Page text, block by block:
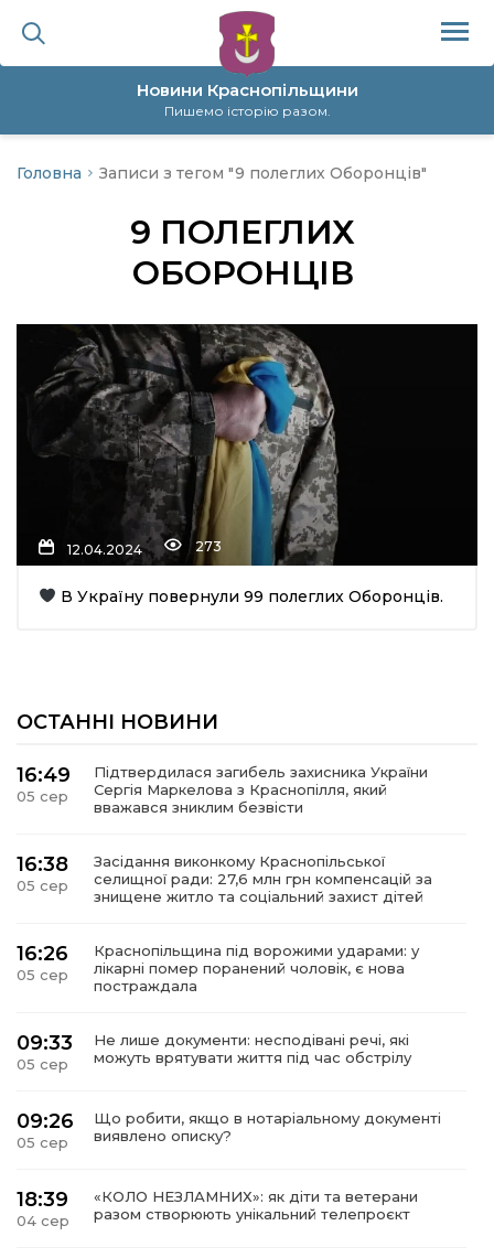
Новини Краснопільщини
Пишемо історію разом.
політика
Головна Записи з тегом "9 полеглих Оборонців"
9 ПОЛЕГЛИХ
ОБОРОНЦІВ
12.04.2024 273
В Україну повернули 99 полеглих Оборонців.
ОСТАННІ НОВИНИ
16:49
05 сер
Підтвердилася загибель захисника України
Сергія Маркелова з Краснопілля, який
вважався зниклим безвісти
16:38
05 сер
Засідання виконкому Краснопільської
селищної ради: 27,6 млн грн компенсацій за
знищене житло та соціальний захист дітей
16:26
05 сер
Краснопільщина під ворожими ударами: у
лікарні помер поранений чоловік, є нова
постраждала
09:33
05 сер
Не лише документи: несподівані речі, які
можуть врятувати життя під час обстрілу
09:26
05 сер
Що робити, якщо в нотаріальному документі
виявлено описку?
18:39
04 сер
«КОЛО НЕЗЛАМНИХ»: як діти та ветерани
разом створюють унікальний телепроєкт